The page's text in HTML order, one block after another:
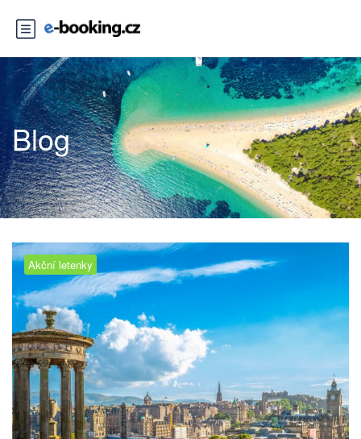
Blog
Akční letenky